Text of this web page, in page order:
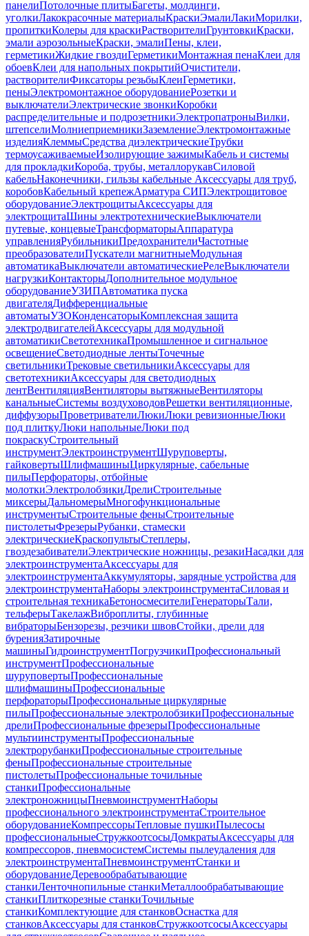
панелиПотолочные плитыБагеты, молдинги,
уголкиЛакокрасочные материалыКраскиЭмалиЛакиМорилки,
пропиткиКолеры для краскиРастворителиГрунтовкиКраски,
эмали аэрозольныеКраски, эмалиПены, клеи,
герметикиЖидкие гвоздиГерметикиМонтажная пенаКлеи для
обоевКлеи для напольных покрытийОчистители,
растворителиФиксаторы резьбыКлеиГерметики,
пеныЭлектромонтажное оборудованиеРозетки и
выключателиЭлектрические звонкиКоробки
распределительные и подрозетникиЭлектропатроныВилки,
штепселиМолниеприемникиЗаземлениеЭлектромонтажные
изделияКлеммыСредства диэлектрическиеТрубки
термоусаживаемыеИзолирующие зажимыКабель и системы
для прокладкиКороба, трубы, металлорукавСиловой
кабельНаконечники, гильзы кабельные Аксессуары для труб,
коробовКабельный крепежАрматура СИПЭлектрощитовое
оборудованиеЭлектрощитыАксессуары для
электрощитаШины электротехническиеВыключатели
путевые, концевыеТрансформаторыАппаратура
управленияРубильникиПредохранителиЧастотные
преобразователиПускатели магнитныеМодульная
автоматикаВыключатели автоматическиеРелеВыключатели
нагрузкиКонтакторыДополнительное модульное
оборудованиеУЗИПАвтоматика пуска
двигателяДифференциальные
автоматыУЗОКонденсаторыКомплексная защита
электродвигателейАксессуары для модульной
автоматикиСветотехникаПромышленное и сигнальное
освещениеСветодиодные лентыТочечные
светильникиТрековые светильникиАксессуары для
светотехникиАксессуары для светодиодных
лентВентиляцияВентиляторы вытяжныеВентиляторы
канальныеСистемы воздуховодовРешетки вентиляционные,
диффузорыПроветривателиЛюкиЛюки ревизионныеЛюки
под плиткуЛюки напольныеЛюки под
покраскуСтроительный
инструментЭлектроинструментШуруповерты,
гайковертыШлифмашиныЦиркулярные, сабельные
пилыПерфораторы, отбойные
молоткиЭлектролобзикиДрелиСтроительные
миксерыДальномерыМногофункциональные
инструментыСтроительные феныСтроительные
пистолетыФрезерыРубанки, стамески
электрическиеКраскопультыСтеплеры,
гвоздезабивателиЭлектрические ножницы, резакиНасадки для
электроинструментаАксессуары для
электроинструментаАккумуляторы, зарядные устройства для
электроинструментаНаборы электроинструментаСиловая и
строительная техникаБетоносмесителиГенераторыТали,
тельферыТакелажВиброплиты, глубинные
вибраторыБензорезы, резчики швовСтойки, дрели для
буренияЗатирочные
машиныГидроинструментПогрузчикиПрофессиональный
инструментПрофессиональные
шуруповертыПрофессиональные
шлифмашиныПрофессиональные
перфораторыПрофессиональные циркулярные
пилыПрофессиональные электролобзикиПрофессиональные
дрелиПрофессиональные фрезерыПрофессиональные
мультиинструментыПрофессиональные
электрорубанкиПрофессиональные строительные
феныПрофессиональные строительные
пистолетыПрофессиональные точильные
станкиПрофессиональные
электроножницыПневмоинструментНаборы
профессионального электроинструментаСтроительное
оборудованиеКомпрессорыТепловые пушкиПылесосы
профессиональныеСтружкоотсосыДомкратыАксессуары для
компрессоров, пневмосистемСистемы пылеудаления для
электроинструментаПневмоинструментСтанки и
оборудованиеДеревообрабатывающие
станкиЛенточнопильные станкиМеталлообрабатывающие
станкиПлиткорезные станкиТочильные
станкиКомплектующие для станковОснастка для
станковАксессуары для станковСтружкоотсосыАксессуары